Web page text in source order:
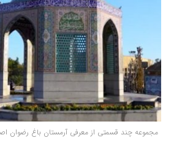
مجموعه چند قسمتی از معرفی آرمستان باغ رضوان